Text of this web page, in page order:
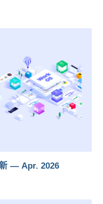
— Apr. 2026